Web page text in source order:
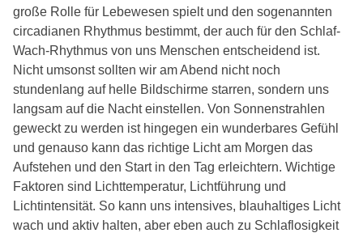
große Rolle für Lebewesen spielt und den sogenannten
circadianen Rhythmus bestimmt, der auch für den Schlaf-
Wach-Rhythmus von uns Menschen entscheidend ist.
Nicht umsonst sollten wir am Abend nicht noch
stundenlang auf helle Bildschirme starren, sondern uns
langsam auf die Nacht einstellen. Von Sonnenstrahlen
geweckt zu werden ist hingegen ein wunderbares Gefühl
und genauso kann das richtige Licht am Morgen das
Aufstehen und den Start in den Tag erleichtern. Wichtige
Faktoren sind Lichttemperatur, Lichtführung und
Lichtintensität. So kann uns intensives, blauhaltiges Licht
wach und aktiv halten, aber eben auch zu Schlaflosigkeit